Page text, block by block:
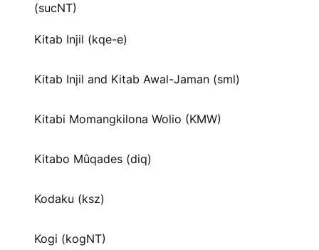
(sucNT)
Kitab Injil (kqe-e)
Kitab Injil and Kitab Awal-Jaman (sml)
Kitabi Momangkilona Wolio (KMW)
Kitabo Mûqades (diq)
Kodaku (ksz)
Kogi (kogNT)